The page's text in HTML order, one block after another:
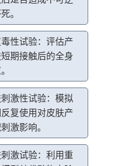
。
性试验：评估产
期接触后的全身
激性试验：模拟
复使用对皮肤产
激影响。
激试验：利用重